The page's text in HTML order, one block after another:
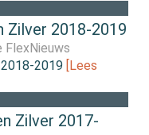
Zilver 2018-2019
FlexNieuws
2018-2019 [Lees
Zilver 2017-